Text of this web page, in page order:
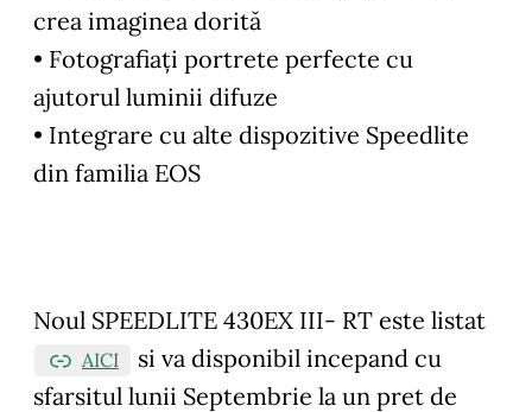
crea imaginea dorită
• Fotografiați portrete perfecte cu
ajutorul luminii difuze
• Integrare cu alte dispozitive Speedlite
din familia EOS
Noul SPEEDLITE 430EX III- RT este listat
AICI
si va disponibil incepand cu
sfarsitul lunii Septembrie la un pret de